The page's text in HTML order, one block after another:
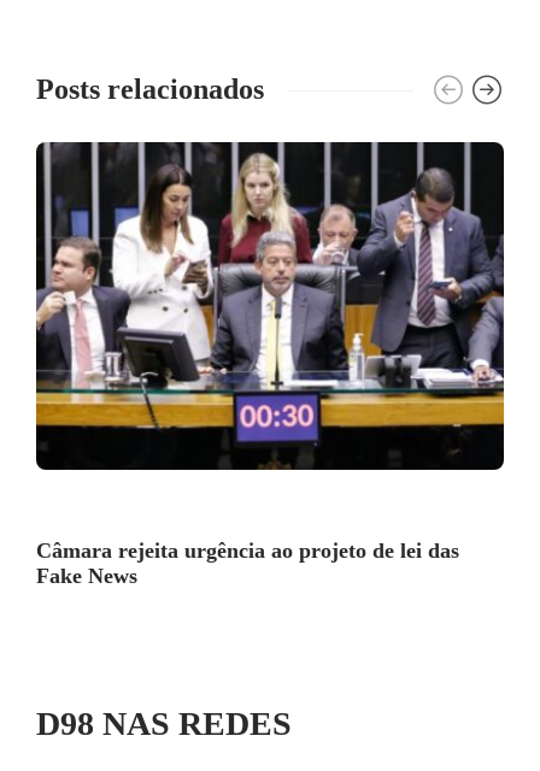
Posts relacionados
Câmara rejeita urgência ao projeto de lei das
Fake News
D98 NAS REDES